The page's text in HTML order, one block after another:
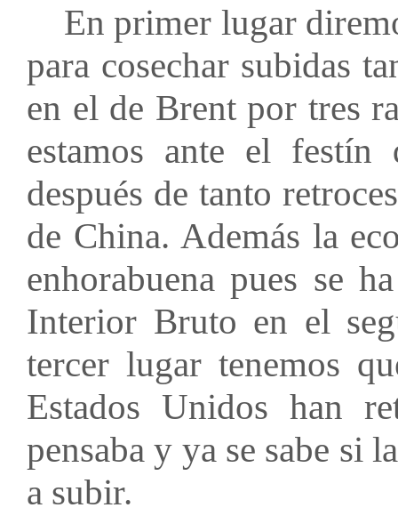
En primer lugar
para cosechar subidas
en el de Brent por tres
estamos ante el festín
después de tanto
de China. Además la
enhorabuena pues se
Interior Bruto en el
tercer lugar tenemos
Estados Unidos han
pensaba y ya se sabe si
a subir.